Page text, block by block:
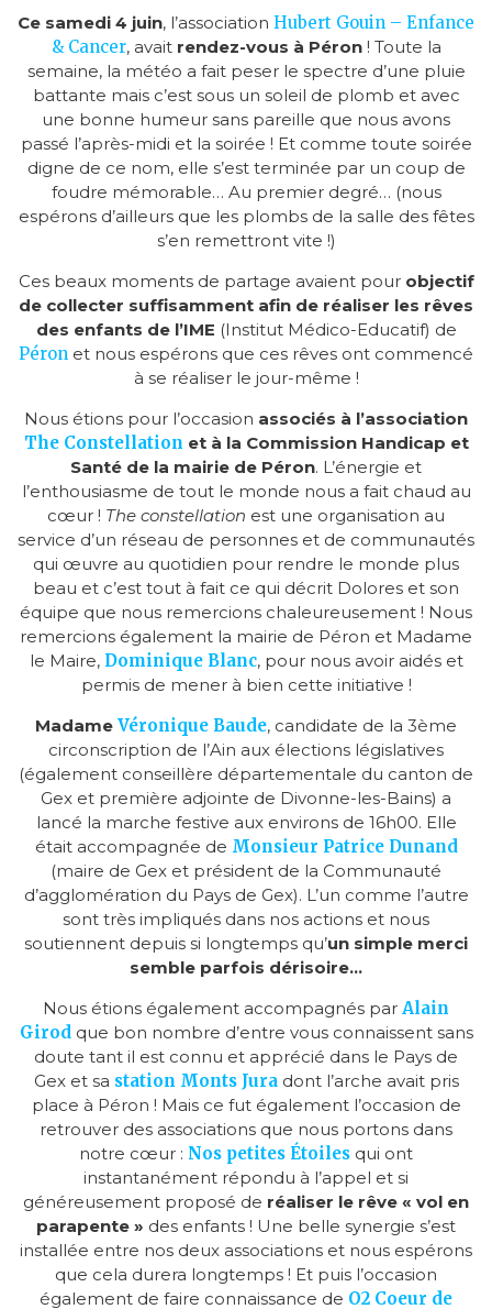
Ce samedi 4 juin, l’association Hubert Gouin – Enfance
& Cancer, avait rendez-vous à Péron! Toute la
semaine, la météo a fait peser le spectre d’une pluie
battante mais c’est sous un soleil de plomb et avec
une bonne humeur sans pareille que nous avons
passé l’après-midi et la soirée ! Et comme toute soirée
digne de ce nom, elle s’est terminée par un coup de
foudre mémorable… Au premier degré… (nous
espérons d’ailleurs que les plombs de la salle des fêtes
s’en remettront vite !)
Ces beaux moments de partage avaient pour objectif
de collecter suffisamment afin de réaliser les rêves
des enfants de l’IME (Institut Médico-Educatif) de
Péron et nous espérons que ces rêves ont commencé
à se réaliser le jour-même !
Nous étions pour l’occasion associés à l’association
The Constellation et à la Commission Handicap et
Santé de la mairie de Péron. L’énergie et
l’enthousiasme de tout le monde nous a fait chaud au
cœur ! The constellation est une organisation au
service d’un réseau de personnes et de communautés
qui œuvre au quotidien pour rendre le monde plus
beau et c’est tout à fait ce qui décrit Dolores et son
équipe que nous remercions chaleureusement ! Nous
remercions également la mairie de Péron et Madame
le Maire, Dominique Blanc, pour nous avoir aidés et
permis de mener à bien cette initiative !
Madame Véronique Baude, candidate de la 3ème
circonscription de l’Ain aux élections législatives
(également conseillère départementale du canton de
Gex et première adjointe de Divonne-les-Bains) a
lancé la marche festive aux environs de 16h00. Elle
était accompagnée de Monsieur Patrice Dunand
(maire de Gex et président de la Communauté
d’agglomération du Pays de Gex). L’un comme l’autre
sont très impliqués dans nos actions et nous
soutiennent depuis si longtemps qu’un simple merci
semble parfois dérisoire…
Nous étions également accompagnés par Alain
Girodque bon nombre d’entre vous connaissent sans
doute tant il est connu et apprécié dans le Pays de
Gex et sa station Monts Juradont l’arche avait pris
place à Péron ! Mais ce fut également l’occasion de
retrouver des associations que nous portons dans
notre cœur : Nos petites Étoiles qui ont
instantanément répondu à l’appel et si
généreusement proposé de réaliser le rêve « vol en
parapente » des enfants ! Une belle synergie s’est
installée entre nos deux associations et nous espérons
que cela durera longtemps ! Et puis l’occasion
également de faire connaissance de O2 Coeur de